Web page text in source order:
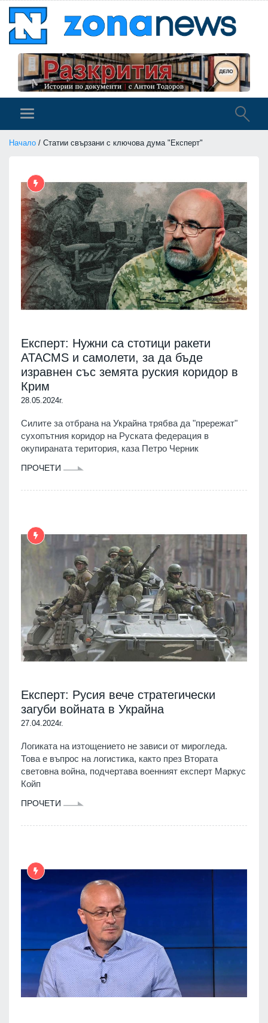
Начало / Статии свързани с ключова дума "Експерт"
Експерт: Нужни са стотици ракети
ATACMS и самолети, за да бъде
изравнен със земята руския коридор в
Крим
28.05.2024г.
Силите за отбрана на Украйна трябва да "прережат"
сухопътния коридор на Руската федерация в
окупираната територия, каза Петро Черник
ПРОЧЕТИ
Експерт: Русия вече стратегически
загуби войната в Украйна
27.04.2024г.
Логиката на изтощението не зависи от мирогледа.
Това е въпрос на логистика, както през Втората
световна война, подчертава военният експерт Маркус
Койп
ПРОЧЕТИ